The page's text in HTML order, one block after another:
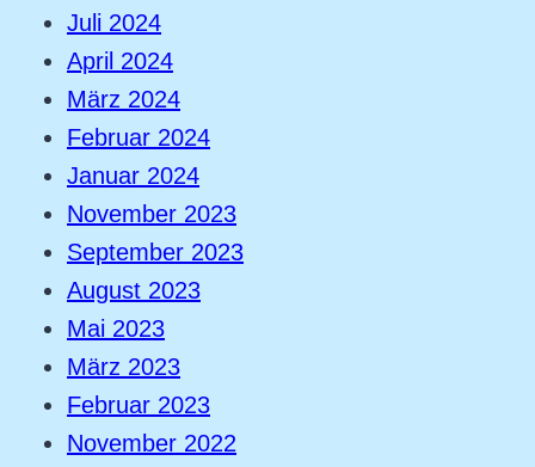
Juli 2024
April 2024
März 2024
Februar 2024
Januar 2024
November 2023
September 2023
August 2023
Mai 2023
März 2023
Februar 2023
November 2022